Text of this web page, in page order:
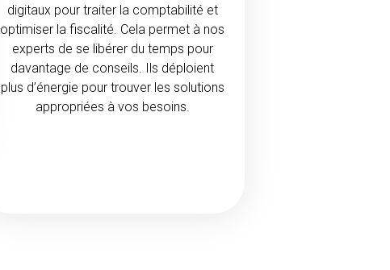
digitaux pour traiter la comptabilité et
optimiser la fiscalité. Cela permet à nos
experts de se libérer du temps pour
davantage de conseils. Ils déploient
plus d’énergie pour trouver les solutions
appropriées à vos besoins.